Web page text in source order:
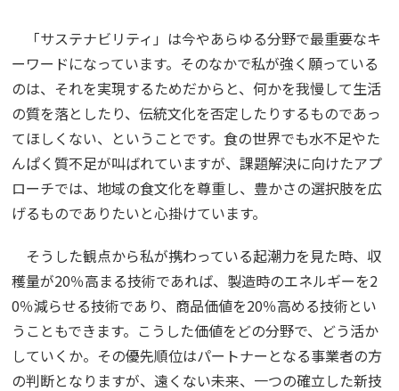
「サステナビリティ」は今やあらゆる分野で最重要なキ
ーワードになっています。そのなかで私が強く願っている
のは、それを実現するためだからと、何かを我慢して生活
の質を落としたり、伝統文化を否定したりするものであっ
てほしくない、ということです。食の世界でも水不足やた
んぱく質不足が叫ばれていますが、課題解決に向けたアプ
ローチでは、地域の食文化を尊重し、豊かさの選択肢を広
げるものでありたいと心掛けています。
そうした観点から私が携わっている起潮力を見た時、収
穫量が20％高まる技術であれば、製造時のエネルギーを2
0％減らせる技術であり、商品価値を20％高める技術とい
うこともできます。こうした価値をどの分野で、どう活か
していくか。その優先順位はパートナーとなる事業者の方
の判断となりますが、遠くない未来、一つの確立した新技